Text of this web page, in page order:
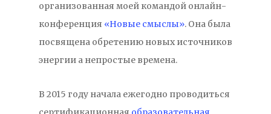
организованная моей командой онлайн-
конференция «Новые смыслы». Она была
посвящена обретению новых источников
энергии а непростые времена.
В 2015 году начала ежегодно проводиться